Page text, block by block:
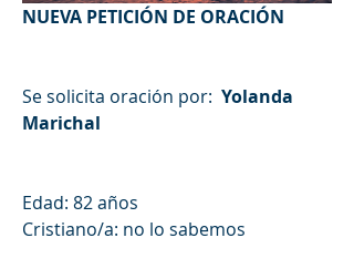
NUEVA PETICIÓN DE ORACIÓN
Se solicita oración por: Yolanda
Marichal
Edad: 82 años
Cristiano/a: no lo sabemos